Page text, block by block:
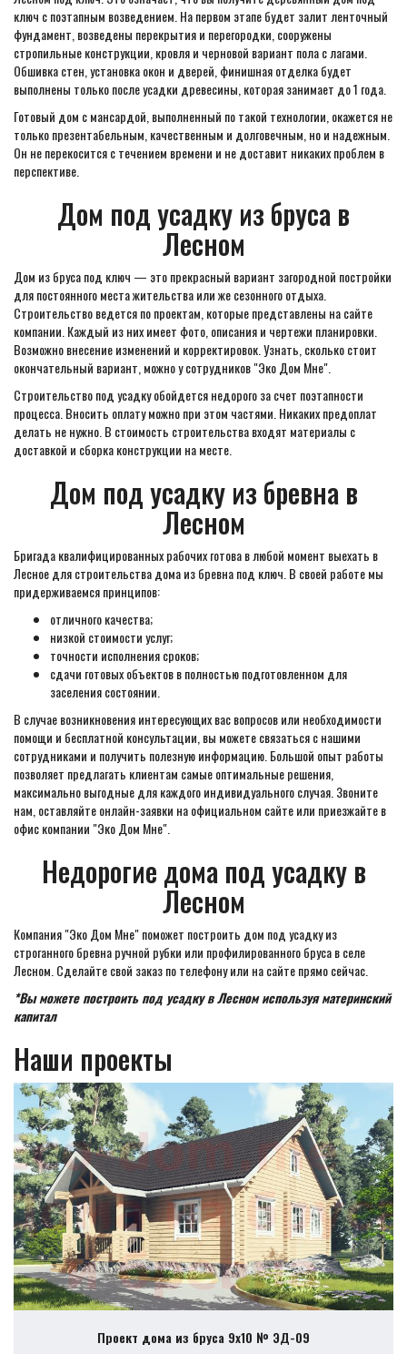
ключ с поэтапным возведением. На первом этапе будет залит ленточный
фундамент, возведены перекрытия и перегородки, сооружены
стропильные конструкции, кровля и черновой вариант пола с лагами.
Обшивка стен, установка окон и дверей, финишная отделка будет
выполнены только после усадки древесины, которая занимает до 1 года.
Готовый дом с мансардой, выполненный по такой технологии, окажется не
только презентабельным, качественным и долговечным, но и надежным.
Он не перекосится с течением времени и не доставит никаких проблем в
перспективе.
Дом под усадку из бруса в
Лесном
Дом из бруса под ключ — это прекрасный вариант загородной постройки
для постоянного места жительства или же сезонного отдыха.
Строительство ведется по проектам, которые представлены на сайте
компании. Каждый из них имеет фото, описания и чертежи планировки.
Возможно внесение изменений и корректировок. Узнать, сколько стоит
окончательный вариант, можно у сотрудников "Эко Дом Мне".
Строительство под усадку обойдется недорого за счет поэтапности
процесса. Вносить оплату можно при этом частями. Никаких предоплат
делать не нужно. В стоимость строительства входят материалы с
доставкой и сборка конструкции на месте.
Дом под усадку из бревна в
Лесном
Бригада квалифицированных рабочих готова в любой момент выехать в
Лесное для строительства дома из бревна под ключ. В своей работе мы
придерживаемся принципов:
отличного качества;
низкой стоимости услуг;
точности исполнения сроков;
сдачи готовых объектов в полностью подготовленном для
заселения состоянии.
В случае возникновения интересующих вас вопросов или необходимости
помощи и бесплатной консультации, вы можете связаться с нашими
сотрудниками и получить полезную информацию. Большой опыт работы
позволяет предлагать клиентам самые оптимальные решения,
максимально выгодные для каждого индивидуального случая. Звоните
нам, оставляйте онлайн-заявки на официальном сайте или приезжайте в
офис компании "Эко Дом Мне".
Недорогие дома под усадку в
Лесном
Компания "Эко Дом Мне" поможет построить дом под усадку из
строганного бревна ручной рубки или профилированного бруса в селе
Лесном. Сделайте свой заказ по телефону или на сайте прямо сейчас.
*Вы можете построить под усадку в Лесном используя материнский
капитал
Наши проекты
Проект дома из бруса 9х10 № ЭД-09